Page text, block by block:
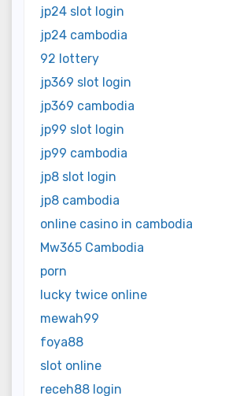
jp24 slot login
jp24 cambodia
92 lottery
jp369 slot login
jp369 cambodia
jp99 slot login
jp99 cambodia
jp8 slot login
jp8 cambodia
online casino in cambodia
Mw365 Cambodia
porn
lucky twice online
mewah99
foya88
slot online
receh88 login